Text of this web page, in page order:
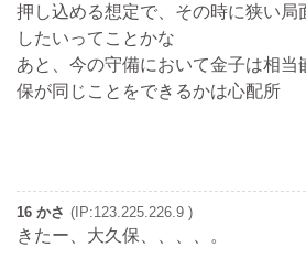
押し込める想定で、その時に狭い局
したいってことかな
あと、今の守備において金子は相当
保が同じことをできるかは心配所
16 かさ (IP:123.225.226.9 )
きたー、大久保、、、、。